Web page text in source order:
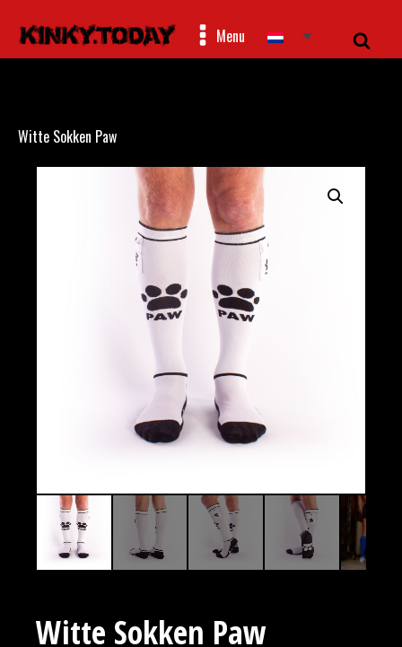
Menu
Witte Sokken Paw
Witte Sokken Paw